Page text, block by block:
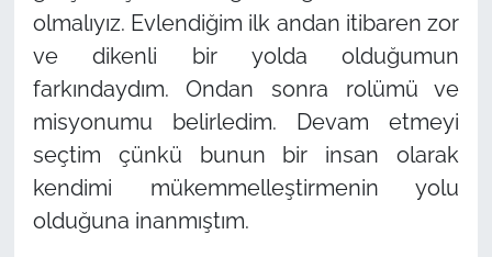
olmalıyız. Evlendiğim ilk andan itibaren zor
ve dikenli bir yolda olduğumun
farkındaydım. Ondan sonra rolümü ve
misyonumu belirledim. Devam etmeyi
seçtim çünkü bunun bir insan olarak
kendimi mükemmelleştirmenin yolu
olduğuna inanmıştım.